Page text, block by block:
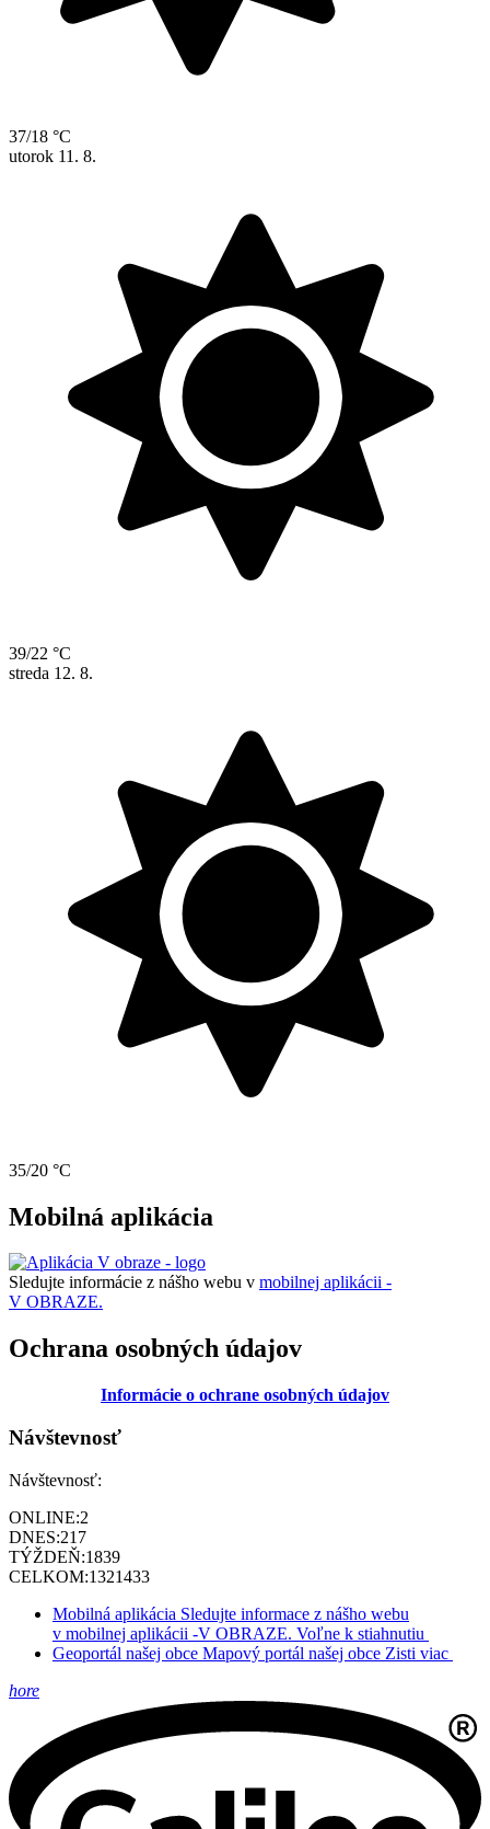
37/18 °C
utorok 11. 8.
39/22 °C
streda 12. 8.
35/20 °C
Mobilná aplikácia
Sledujte informácie z nášho webu v mobilnej aplikácii -
V OBRAZE.
Ochrana osobných údajov
Informácie o ochrane osobných údajov
Návštevnosť
Návštevnosť:
ONLINE:2
DNES:217
TÝŽDEŇ:1839
CELKOM:1321433
Mobilná aplikácia Sledujte informace z nášho webu
v mobilnej aplikácii -V OBRAZE. Voľne k stiahnutiu
Geoportál našej obce Mapový portál našej obce Zisti viac
hore